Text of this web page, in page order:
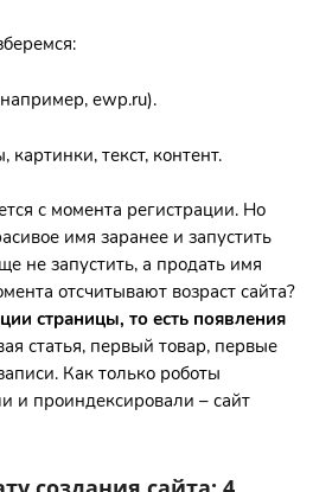
ewp.ru).
картинки, текст, контент.
с момента регистрации. Но
имя заранее и запустить
не запустить, а продать имя
отсчитывают возраст сайта?
страницы, то есть появления
статья, первый товар, первые
Как только роботы
и проиндексировали – сайт